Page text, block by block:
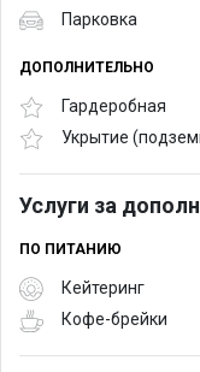
Парковка
ДОПОЛНИТЕЛЬНО
Гардеробная
Укрытие
Услуги за
ПО ПИТАНИЮ
Кейтеринг
Кофе-брейки